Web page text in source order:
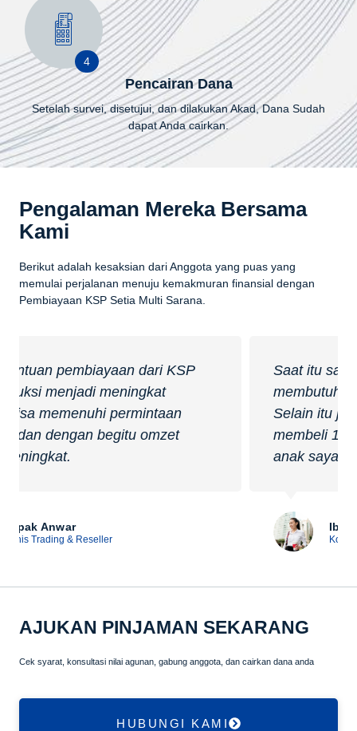
4
Pencairan Dana
Setelah survei, disetujui, dan dilakukan Akad, Dana Sudah
dapat Anda cairkan.
Pengalaman Mereka Bersama
Kami
Berikut adalah kesaksian dari Anggota yang puas yang
memulai perjalanan menuju kemakmuran finansial dengan
Pembiayaan KSP Setia Multi Sarana.
Saat itu saya memang benar-benar
membutuhkan tambahan modal kerja.
Selain itu juga berkeinginan untuk
membeli 1 rumah untuk investasi buat
anak saya.
Konveksi
AJUKAN PINJAMAN SEKARANG
Cek syarat, konsultasi nilai agunan, gabung anggota, dan cairkan dana anda
HUBUNGI KAMI